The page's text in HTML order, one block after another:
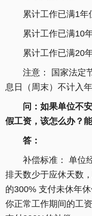
累计工作已满1年但
累计工作已满10年
累计工作已满20年
注意： 国家法定节
息日（周末）不计入年
问：如果单位不
假工资，该怎么办？
答：
补偿标准： 单位经
排天数少于应休天数
的300% 支付未休年
你正常工作期间的工